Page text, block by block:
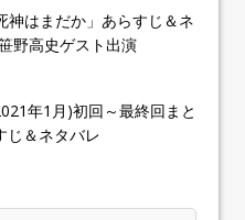
神はまだか」あらすじ＆ネ
野高史ゲスト出演
年1月)初回～最終回まと
じ＆ネタバレ